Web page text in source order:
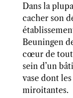
Dans la
cacher son
Beuningen
cœur de
sein d’un
vase dont
miroitantes.